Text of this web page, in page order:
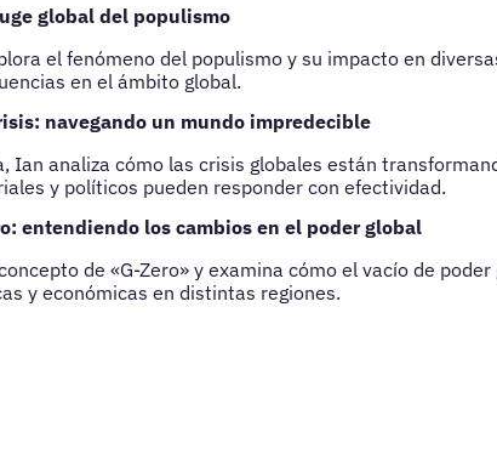
global del populismo
el fenómeno del populismo y su impacto en
en el ámbito global.
navegando un mundo impredecible
Ian analiza cómo las crisis globales están
y políticos pueden responder con efectividad.
entendiendo los cambios en el poder global
de «G-Zero» y examina cómo el vacío de
y económicas en distintas regiones.